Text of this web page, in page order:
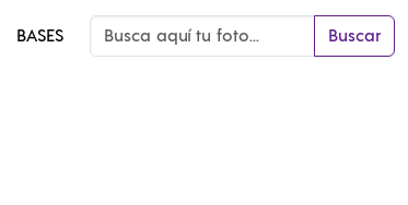
BASES Buscar